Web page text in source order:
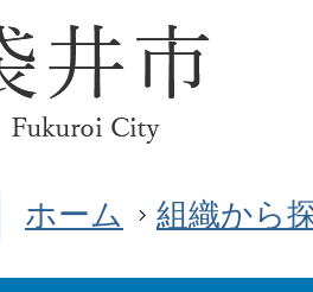
ホーム 組織から